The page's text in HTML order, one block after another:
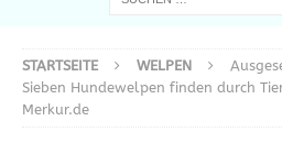
STARTSEITE WELPEN
Sieben Hundewelpen finden durch
Merkur.de